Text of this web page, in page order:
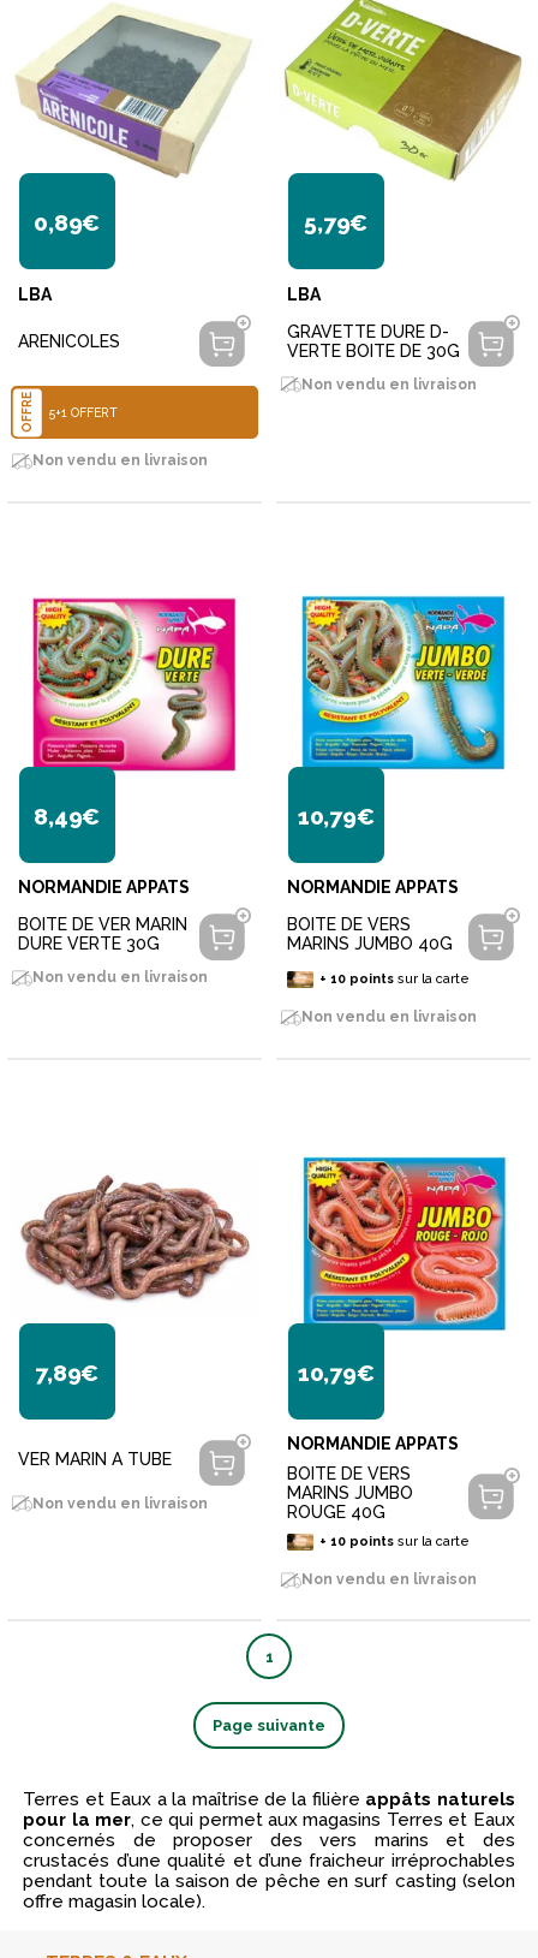
0,89€
LBA
ARENICOLES
OFFRE 5+1 OFFERT
Non vendu en livraison
5,79€
LBA
GRAVETTE DURE D-
VERTE BOITE DE 30G
Non vendu en livraison
8,49€
NORMANDIE APPATS
BOITE DE VER MARIN
DURE VERTE 30G
Non vendu en livraison
10,79€
NORMANDIE APPATS
BOITE DE VERS
MARINS JUMBO 40G
+ 10pointssur la carte
Non vendu en livraison
7,89€
VER MARIN A TUBE
Non vendu en livraison
10,79€
NORMANDIE APPATS
BOITE DE VERS
MARINS JUMBO
ROUGE 40G
+ 10pointssur la carte
Non vendu en livraison
1
Page suivante
Terres et Eaux a la maîtrise de la filière appâts naturels
pour la mer, ce qui permet aux magasins Terres et Eaux
concernés de proposer des vers marins et des
crustacés d’une qualité et d’une fraicheur irréprochables
pendant toute la saison de pêche en surf casting (selon
offre magasin locale).